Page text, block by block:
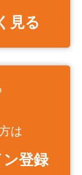
見る
は
登録